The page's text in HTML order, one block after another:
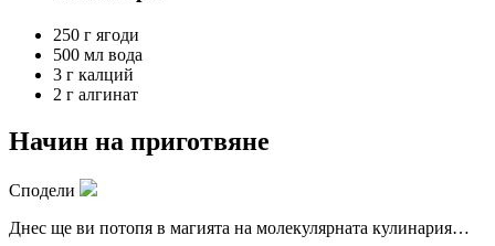
250 г ягоди
500 мл вода
3 г калций
2 г алгинат
Начин на приготвяне
Сподели
Днес ще ви потопя в магията на молекулярната кулинария…